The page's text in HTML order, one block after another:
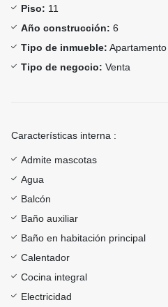
Piso: 11
Año construcción: 6
Tipo de inmueble: Apartamento
Tipo de negocio: Venta
Características interna :
Admite mascotas
Agua
Balcón
Baño auxiliar
Baño en habitación principal
Calentador
Cocina integral
Electricidad